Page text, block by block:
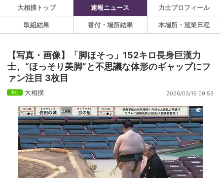
大相撲トップ 速報ニュース 力士プロフィール
取組結果 番付・場所結果 本場所・巡業日程
【写真・画像】「脚ほそっ」152キロ長身巨漢力
士、“ほっそり美脚”と不思議な体形のギャップにフ
ァン注目 3枚目
大相撲 2026/03/16 09:53